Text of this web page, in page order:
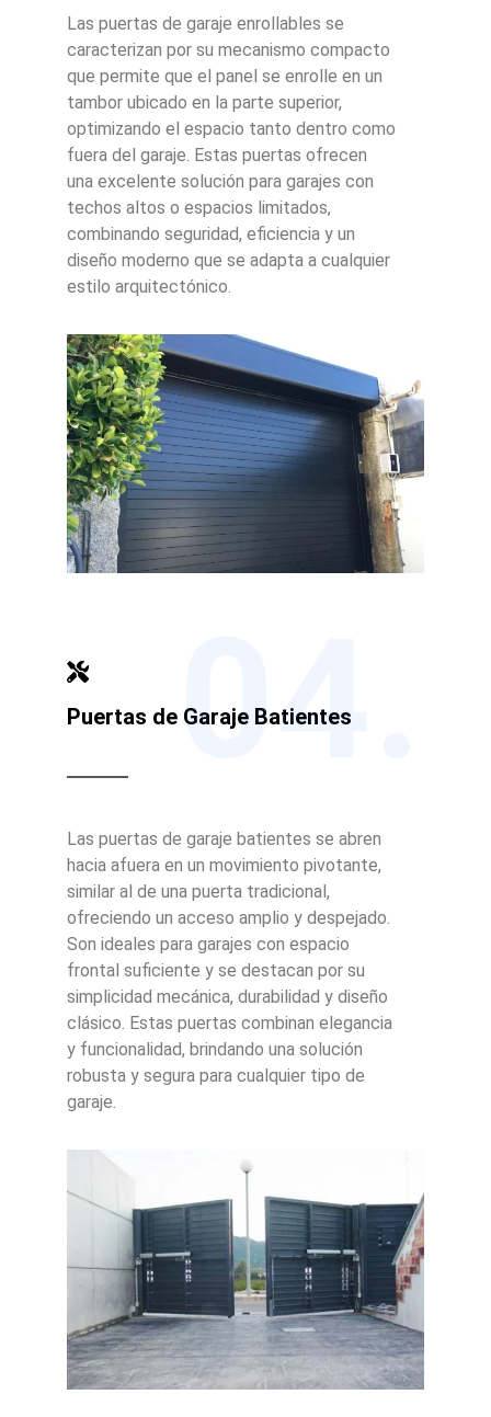
Las puertas de garaje enrollables se
caracterizan por su mecanismo compacto
que permite que el panel se enrolle en un
tambor ubicado en la parte superior,
optimizando el espacio tanto dentro como
fuera del garaje. Estas puertas ofrecen
una excelente solución para garajes con
techos altos o espacios limitados,
combinando seguridad, eficiencia y un
diseño moderno que se adapta a cualquier
estilo arquitectónico.
Puertas de Garaje Batientes
04.
Las puertas de garaje batientes se abren
hacia afuera en un movimiento pivotante,
similar al de una puerta tradicional,
ofreciendo un acceso amplio y despejado.
Son ideales para garajes con espacio
frontal suficiente y se destacan por su
simplicidad mecánica, durabilidad y diseño
clásico. Estas puertas combinan elegancia
y funcionalidad, brindando una solución
robusta y segura para cualquier tipo de
garaje.